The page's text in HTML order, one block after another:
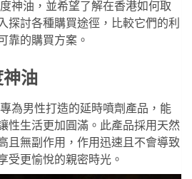
神油 ，並希望了解在香港如何取
探討各種購買途徑，比較它們的利
靠的購買方案。
油
為男性打造的延時噴劑產品，能
性生活更加圓滿。此產品採用天然
且無副作用，作用迅速且不會導致
受更愉悅的親密時光。